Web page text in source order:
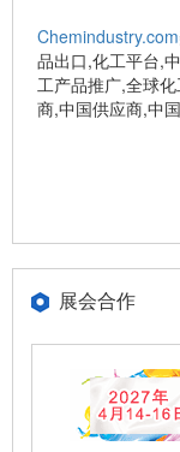
Chemindustry.com
品出口,化工平台,
工产品推广,全球
商,中国供应商,中
展会合作